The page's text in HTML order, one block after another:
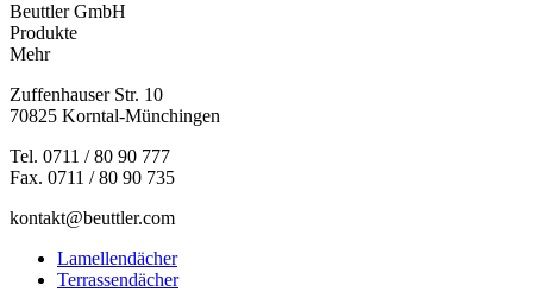
Beuttler GmbH
Produkte
Mehr
Zuffenhauser Str. 10
70825 Korntal-Münchingen
Tel. 0711 / 80 90 777
Fax. 0711 / 80 90 735
kontakt@beuttler.com
Lamellendächer
Terrassendächer